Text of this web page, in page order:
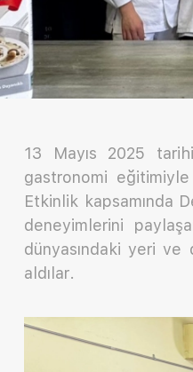
13 Mayıs 2025
gastronomi
Etkinlik kapsamında
deneyimlerini
dünyasındaki yeri
aldılar.